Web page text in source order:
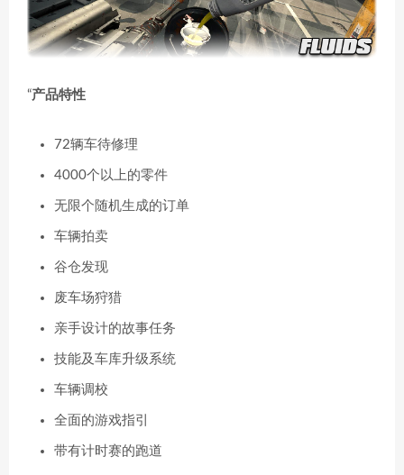
“产品特性
72辆车待修理
4000个以上的零件
无限个随机生成的订单
车辆拍卖
谷仓发现
废车场狩猎
亲手设计的故事任务
技能及车库升级系统
车辆调校
全面的游戏指引
带有计时赛的跑道